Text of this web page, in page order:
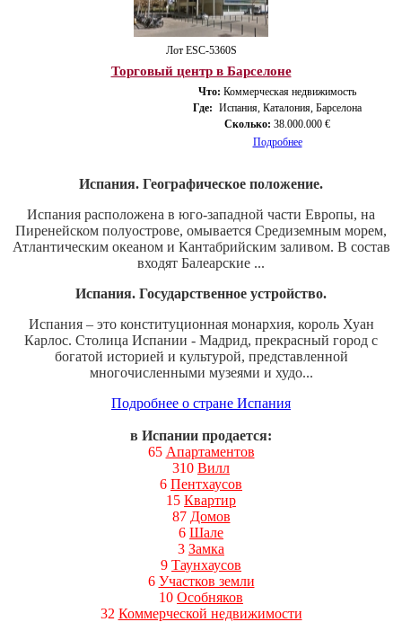
Лот ESС-5360S
Торговый центр в Барселоне
Что: Коммерческая недвижимость
Где: Испания, Каталония, Барселона
Сколько: 38.000.000 €
Подробнее
Испания. Географическое положение.
Испания расположена в юго-западной части Европы, на
Пиренейском полуострове, омывается Средиземным морем,
Атлантическим океаном и Кантабрийским заливом. В состав
входят Балеарские ...
Испания. Государственное устройство.
Испания – это конституционная монархия, король Хуан
Карлос. Столица Испании - Мадрид, прекрасный город с
богатой историей и культурой, представленной
многочисленными музеями и худо...
Подробнее о стране Испания
в Испании продается:
65 Апартаментов
310 Вилл
6 Пентхаусов
15 Квартир
87 Домов
6 Шале
3 Замка
9 Таунхаусов
6 Участков земли
10 Особняков
32 Коммерческой недвижимости